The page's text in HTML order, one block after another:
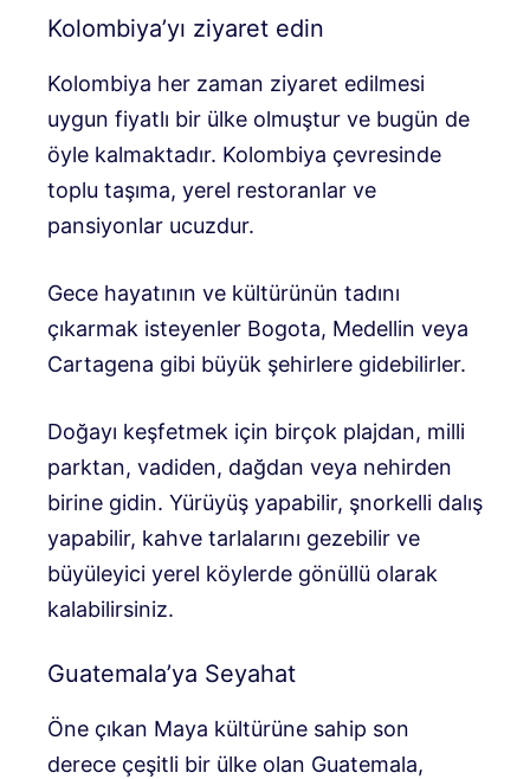
Kolombiya’yı ziyaret edin
Kolombiya her zaman ziyaret edilmesi
uygun fiyatlı bir ülke olmuştur ve bugün de
öyle kalmaktadır. Kolombiya çevresinde
toplu taşıma, yerel restoranlar ve
pansiyonlar ucuzdur.
Gece hayatının ve kültürünün tadını
çıkarmak isteyenler Bogota, Medellin veya
Cartagena gibi büyük şehirlere gidebilirler.
Doğayı keşfetmek için birçok plajdan, milli
parktan, vadiden, dağdan veya nehirden
birine gidin. Yürüyüş yapabilir, şnorkelli dalış
yapabilir, kahve tarlalarını gezebilir ve
büyüleyici yerel köylerde gönüllü olarak
kalabilirsiniz.
Guatemala’ya Seyahat
Öne çıkan Maya kültürüne sahip son
derece çeşitli bir ülke olan Guatemala,